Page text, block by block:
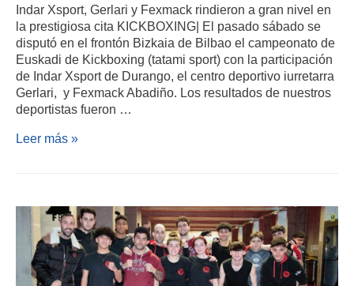
Indar Xsport, Gerlari y Fexmack rindieron a gran nivel en
la prestigiosa cita KICKBOXING| El pasado sábado se
disputó en el frontón Bizkaia de Bilbao el campeonato de
Euskadi de Kickboxing (tatami sport) con la participación
de Indar Xsport de Durango, el centro deportivo iurretarra
Gerlari, y Fexmack Abadiño. Los resultados de nuestros
deportistas fueron …
Leer más »